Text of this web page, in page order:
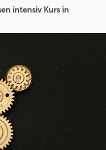
intensiv Kurs in